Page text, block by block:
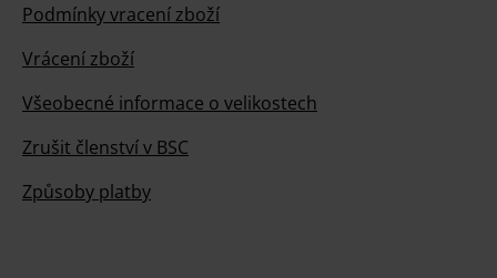
Podmínky vracení zboží
Vrácení zboží
Všeobecné informace o velikostech
Zrušit členství v BSC
Způsoby platby